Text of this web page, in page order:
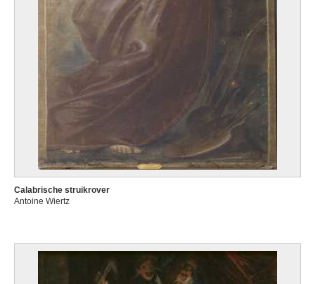
Calabrische struikrover
Antoine Wiertz